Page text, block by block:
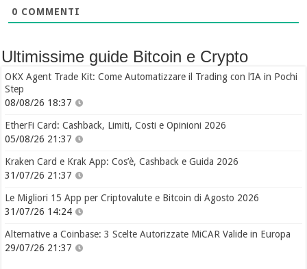
0 COMMENTI
Ultimissime guide Bitcoin e Crypto
OKX Agent Trade Kit: Come Automatizzare il Trading con l’IA in Pochi
Step
08/08/26 18:37
EtherFi Card: Cashback, Limiti, Costi e Opinioni 2026
05/08/26 21:37
Kraken Card e Krak App: Cos’è, Cashback e Guida 2026
31/07/26 21:37
Le Migliori 15 App per Criptovalute e Bitcoin di Agosto 2026
31/07/26 14:24
Alternative a Coinbase: 3 Scelte Autorizzate MiCAR Valide in Europa
29/07/26 21:37